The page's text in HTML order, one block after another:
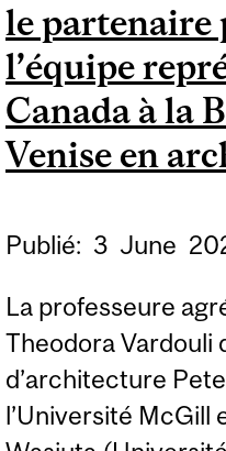
le partenaire
l’équipe
Canada à la
Venise en
Publié: 3 June
La professeure
Theodora Vardouli
d’architecture
l’Université McGill